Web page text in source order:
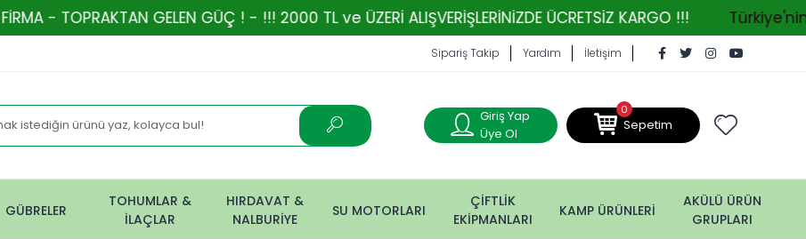
GELEN GÜÇ ! - !!! 2000 TL ve ÜZERİ ALIŞVERİŞLERİNİZDE ÜCRETSİZ KARGO !!! Türkiye'nin Tarım
Sipariş Takip Yardım İletişim
Giriş Yap
Üye Ol
0
Sepetim
GÜBRELER
TOHUMLAR &
İLAÇLAR
HIRDAVAT &
NALBURİYE
SU MOTORLARI
ÇİFTLİK
EKİPMANLARI
KAMP ÜRÜNLERİ
AKÜLÜ ÜRÜN
GRUPLARI